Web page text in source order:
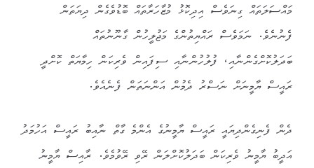
މައްސަލަތައް ގިނަވެސް އިދިކޮޅު މުޒާހަރާތައް ބޮޑުވެގެން ދިޔަތަން
ފެނުނެވެ. ނަމަވެސް ރައްޔިތުންގެ މަޖުލީހުން ގާނޫނުތައް
ބަދަލުކޮށްގެންނާއި، ފުލުހުންނާއި ސިފައިން ވެރިކަން ހިމާޔަތް ކޮށްދީ
ރައީސް ޔާމީނަށް ނަސްރު ދެމުން އަންނަތަން ފެނެއެވެ.
ދެން ފެނިގެންދިޔައީ ރައީސް ޔާމީނުގެ އެންމެ ގާތް ނާއިބު ރައީސް އަހުމަދު
އަދީބު ޔާމީނު ވެރިކަން ބަދަލުކޮށްލަން ރޭވި ރޭވުމެވެ. ރާއިސް ޔާމީނު